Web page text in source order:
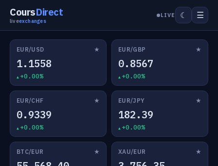
CoursDirect
liveexchanges
LIVE ☾ ☰
EUR/USD ★
1.1558
+0.00%
EUR/GBP ★
0.8567
+0.00%
EUR/CHF ★
0.9339
+0.00%
EUR/JPY ★
182.39
+0.00%
BTC/EUR ★ XAU/EUR ★